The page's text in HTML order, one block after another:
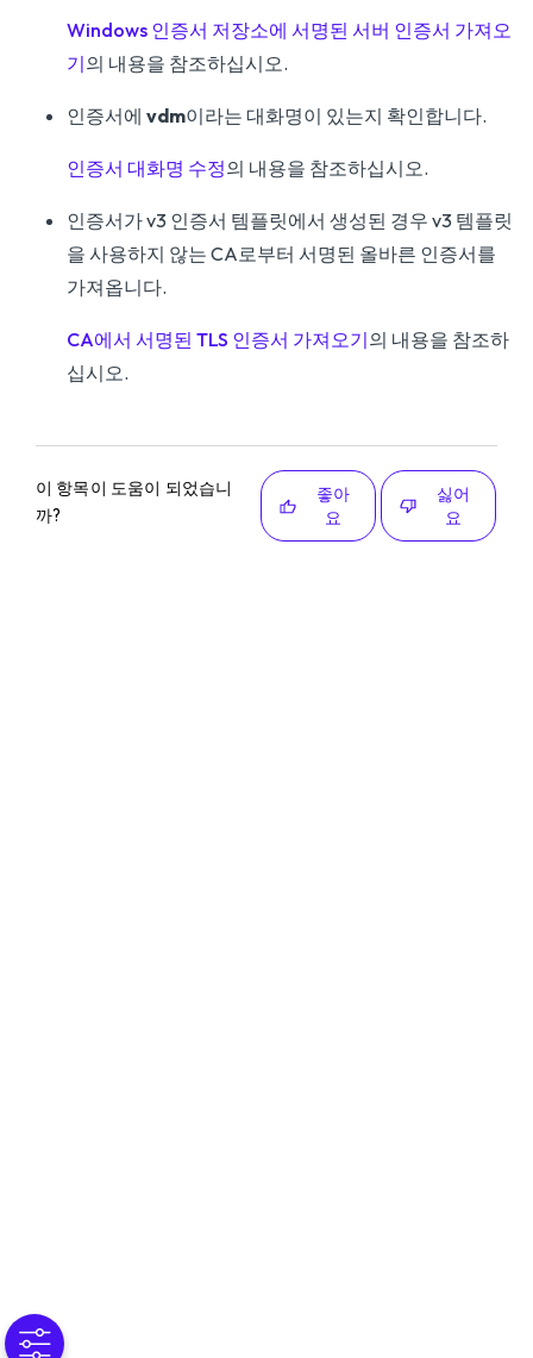
Windows 인증서 저장소에 서명된 서버 인증서 가져오
기의 내용을 참조하십시오.
인증서에 vdm이라는 대화명이 있는지 확인합니다.
인증서 대화명 수정의 내용을 참조하십시오.
인증서가 v3 인증서 템플릿에서 생성된 경우 v3 템플릿
을 사용하지 않는 CA로부터 서명된 올바른 인증서를
가져옵니다.
CA에서 서명된 TLS 인증서 가져오기의 내용을 참조하
십시오.
이 항목이 도움이 되었습니
까?
좋아
요
싫어
요